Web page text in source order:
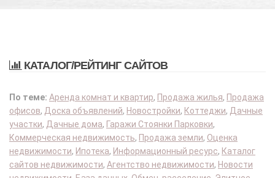
КАТАЛОГ/РЕЙТИНГ САЙТОВ
По теме: Аренда комнат и квартир, Продажа жилья, Продажа
офисов, Доска объявлений, Новостройки, Коттеджи, Дачные
участки, Дачные дома, Гаражи Стоянки Парковки,
Коммерческая недвижимость, Продажа земли, Оценка
недвижимости, Ипотека, Информационный ресурс, Каталог
сайтов недвижимости, Агентство недвижимости, Новости